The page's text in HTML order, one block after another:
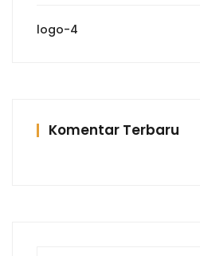
logo-4
Komentar Terbaru